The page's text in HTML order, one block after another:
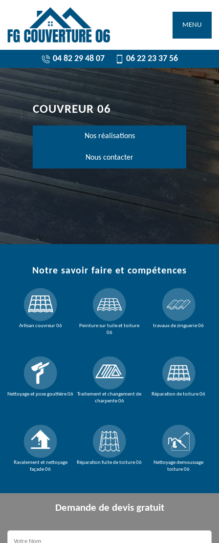
MENU
04 82 29 48 07 06 22 23 37 56
COUVREUR 06
Nos réalisations
Nous contacter
Notre savoir faire et compétences
Artisan couvreur 06
Nettoyage et pose gouttière 06
Ravalement et nettoyage
façade 06
Peinture sur tuile et toiture
06
Traitement et changement de
charpente 06
Réparation fuite de toiture 06
travaux de zinguerie 06
Réparation de toiture 06
Nettoyage demoussage
toiture 06
Demande de devis gratuit